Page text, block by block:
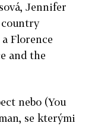
Jennifer
country
Florence
and the
nebo (You
se kterými